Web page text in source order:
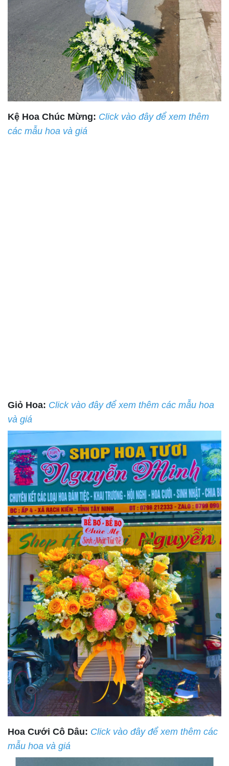
Kệ Hoa Chúc Mừng: Click vào đây để xem thêm
các mẫu hoa và giá
Giỏ Hoa: Click vào đây để xem thêm các mẫu hoa
và giá
Hoa Cưới Cô Dâu: Click vào đây để xem thêm các
mẫu hoa và giá